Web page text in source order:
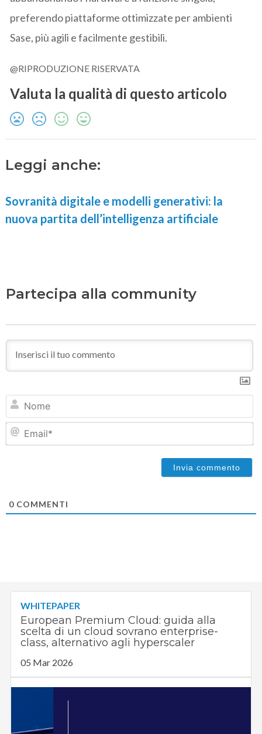
preferendo piattaforme ottimizzate per ambienti
Sase, più agili e facilmente gestibili.
@RIPRODUZIONE RISERVATA
Valuta la qualità di questo articolo
Leggi anche:
Sovranità digitale e modelli generativi: la
nuova partita dell’intelligenza artificiale
Partecipa alla community
0 COMMENTI
WHITEPAPER
European Premium Cloud: guida alla
scelta di un cloud sovrano enterprise-
class, alternativo agli hyperscaler
05 Mar 2026